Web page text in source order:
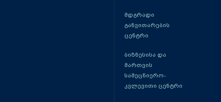
მდგრადი
განვითარების
ცენტრი
ბიზნესისა და
მართვის
სამეცნიერო-
კვლევითი ცენტრი